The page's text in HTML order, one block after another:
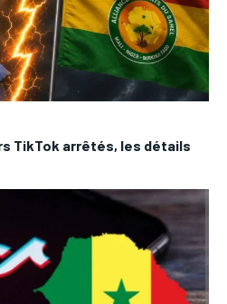
TikTok arrêtés, les détails